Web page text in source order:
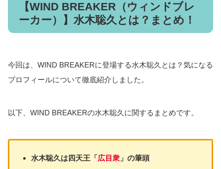
【WIND BREAKER（ウィンドブレ
ーカー）】水木聡久とは？まとめ！
今回は、WIND BREAKERに登場する水木聡久とは？気になる
プロフィールについて徹底紹介しました。
以下、WIND BREAKERの水木聡久に関するまとめです。
水木聡久は四天王「広目衆 」の筆頭